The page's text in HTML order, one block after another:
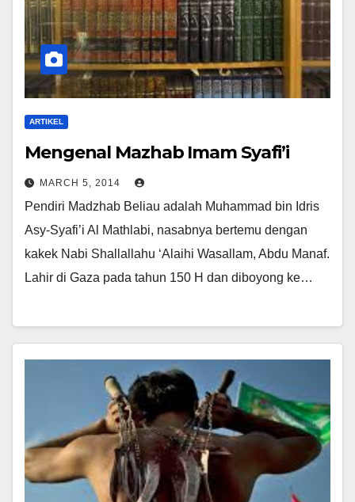
ARTIKEL
Mengenal Mazhab Imam Syafi’i
MARCH 5, 2014
Pendiri Madzhab Beliau adalah Muhammad bin Idris
Asy-Syafi’i Al Mathlabi, nasabnya bertemu dengan
kakek Nabi Shallallahu ‘Alaihi Wasallam, Abdu Manaf.
Lahir di Gaza pada tahun 150 H dan diboyong ke…